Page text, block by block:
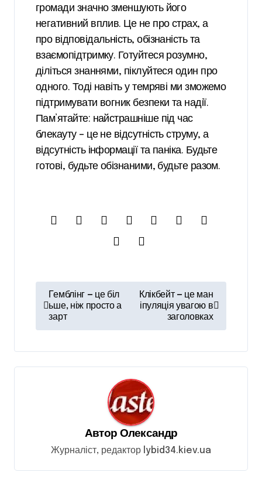
громади значно зменшують його
негативний вплив. Це не про страх, а
про відповідальність, обізнаність та
взаємопідтримку. Готуйтеся розумно,
діліться знаннями, піклуйтеся один про
одного. Тоді навіть у темряві ми зможемо
підтримувати вогник безпеки та надії.
Пам’ятайте: найстрашніше під час
блекауту – це не відсутність струму, а
відсутність інформації та паніка. Будьте
готові, будьте обізнаними, будьте разом.
в
і
г
Гемблінг — це біл
ьше, ніж просто а
зарт
Клікбейт — це ман
іпуляція увагою в
заголовках
Автор Олександр
Журналіст, редактор lybid34.kiev.ua